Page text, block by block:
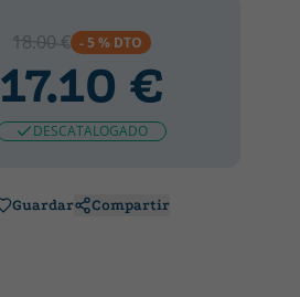
18.00 € - 5 % DTO
17.10 €
DESCATALOGADO
Guardar Compartir